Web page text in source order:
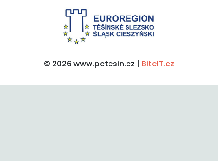
© 2026 www.pctesin.cz | BiteIT.cz